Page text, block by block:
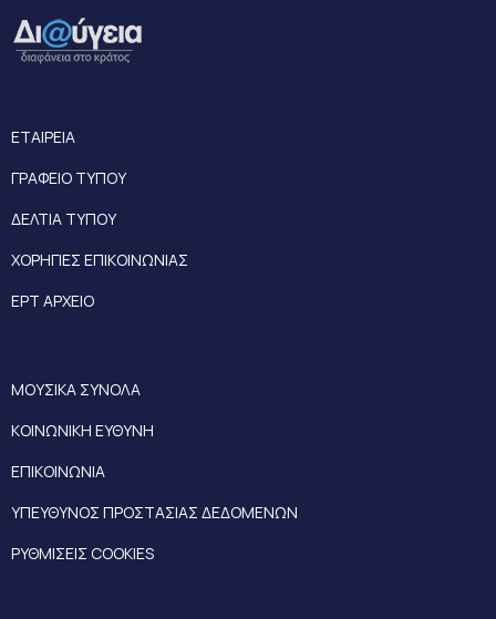
ΕΤΑΙΡΕΙΑ
ΓΡΑΦΕΙΟ ΤΥΠΟΥ
ΔΕΛΤΙΑ ΤΥΠΟΥ
ΧΟΡΗΓΙΕΣ ΕΠΙΚΟΙΝΩΝΙΑΣ
ΕΡΤ ΑΡΧΕΙΟ
ΜΟΥΣΙΚΑ ΣΥΝΟΛΑ
ΚΟΙΝΩΝΙΚΗ ΕΥΘΥΝΗ
ΕΠΙΚΟΙΝΩΝΙΑ
ΥΠΕΥΘΥΝΟΣ ΠΡΟΣΤΑΣΙΑΣ ΔΕΔΟΜΕΝΩΝ
ΡΥΘΜΙΣΕΙΣ COOKIES